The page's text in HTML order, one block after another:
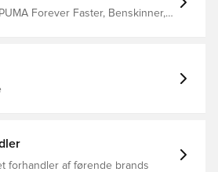
Forever Faster, Benskinner,
forhandler af førende brands